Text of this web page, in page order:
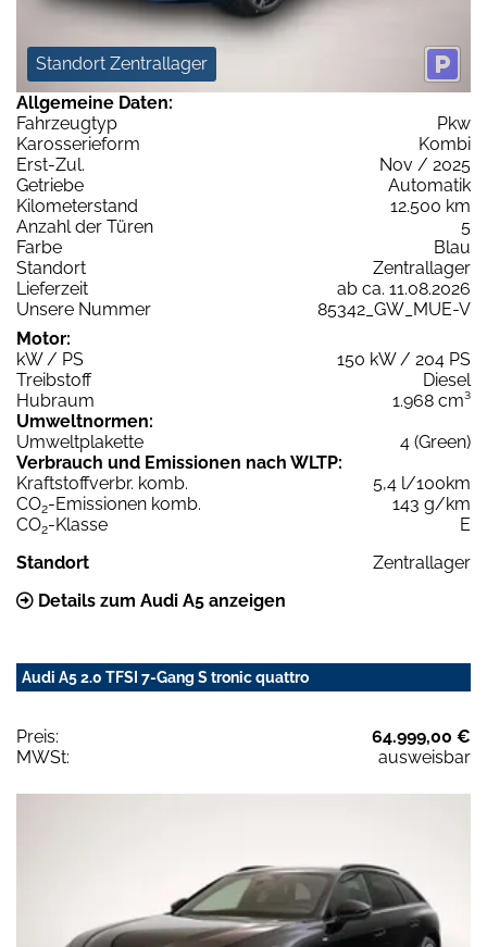
Standort Zentrallager
Allgemeine Daten:
Fahrzeugtyp
Pkw
Karosserieform
Kombi
Erst-Zul.
Nov / 2025
Getriebe
Automatik
Kilometerstand
12.500 km
Anzahl der Türen
5
Farbe
Blau
Standort
Zentrallager
Lieferzeit
ab ca. 11.08.2026
Unsere Nummer
85342_GW_MUE-V
Motor:
kW / PS
150 kW / 204 PS
Treibstoff
Diesel
Hubraum
1.968 cm³
Umweltnormen:
Umweltplakette
4 (Green)
Verbrauch und Emissionen nach WLTP:
Kraftstoffverbr. komb.
5,4 l/100km
CO2-Emissionen komb.
143 g/km
CO2-Klasse
E
Standort
Zentrallager
Details zum Audi A5 anzeigen
Audi A5 2.0 TFSI 7-Gang S tronic quattro
Preis:
64.999,00 €
MWSt:
ausweisbar